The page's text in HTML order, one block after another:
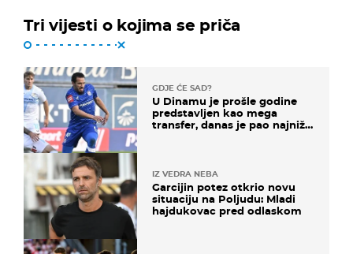
Tri vijesti o kojima se priča
GDJE ĆE SAD?
U Dinamu je prošle godine
predstavljen kao mega
transfer, danas je pao najniže
IZ VEDRA NEBA
Garcijin potez otkrio novu
situaciju na Poljudu: Mladi
hajdukovac pred odlaskom